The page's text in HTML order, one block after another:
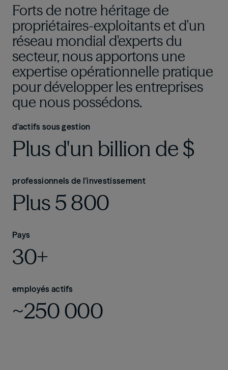
Forts de notre héritage de
propriétaires-exploitants et d'un
réseau mondial d'experts du
secteur, nous apportons une
expertise opérationnelle pratique
pour développer les entreprises
que nous possédons.
d'actifs sous gestion
Plus d'un billion de $
professionnels de l'investissement
Plus 5 800
Pays
30+
employés actifs
~250 000